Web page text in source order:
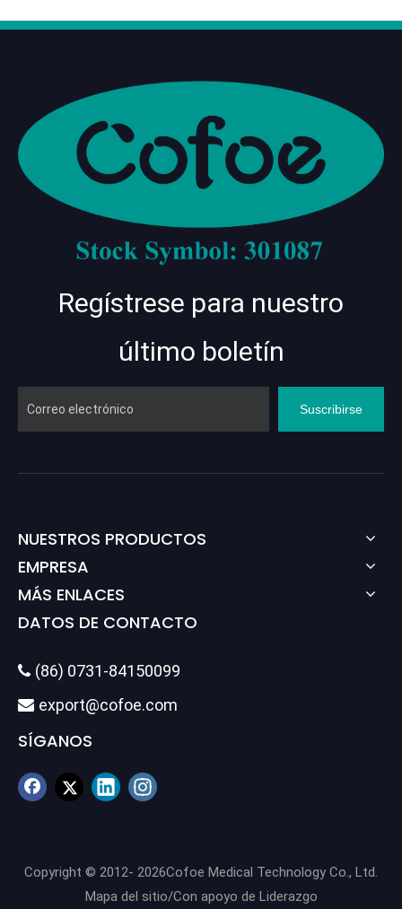
Regístrese para nuestro
último boletín
Suscribirse
NUESTROS PRODUCTOS
EMPRESA
MÁS ENLACES
DATOS DE CONTACTO
 (86) 0731-84150099
 export@cofoe.com
SÍGANOS
Copyright © 2012- 2026Cofoe Medical Technology Co., Ltd.
Mapa del sitio/Con apoyo de Liderazgo